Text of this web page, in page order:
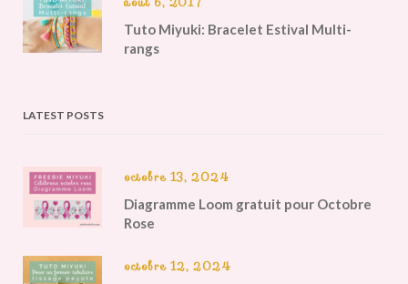
Tuto Miyuki: Bracelet Estival Multi-
rangs
LATEST POSTS
octobre 13, 2024
Diagramme Loom gratuit pour Octobre
Rose
octobre 12, 2024